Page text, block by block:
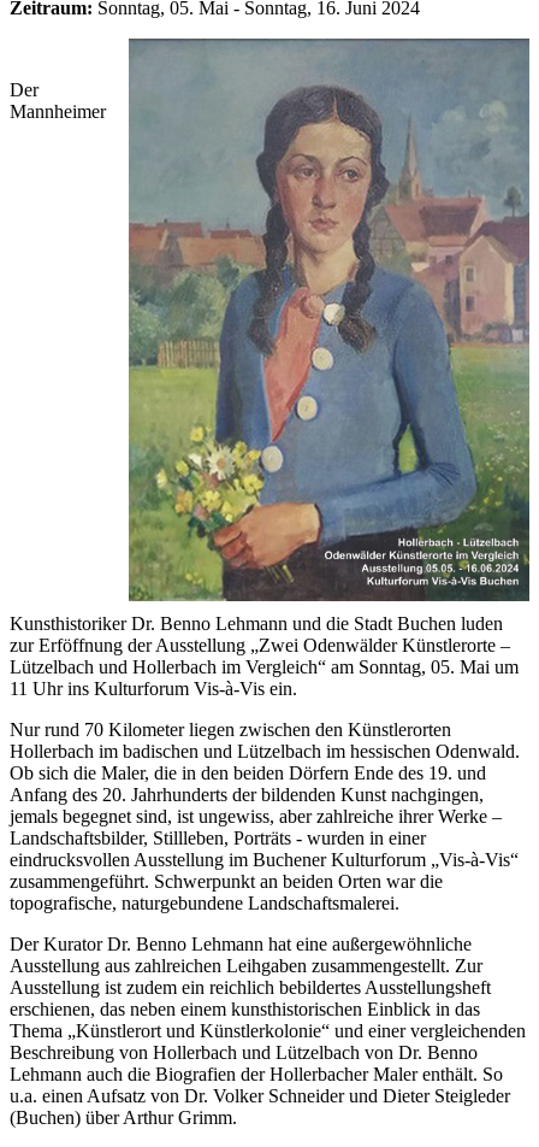
Zeitraum: Sonntag, 05. Mai - Sonntag, 16. Juni 2024
Der
Mannheimer
Kunsthistoriker Dr. Benno Lehmann und die Stadt Buchen luden
zur Erföffnung der Ausstellung „Zwei Odenwälder Künstlerorte –
Lützelbach und Hollerbach im Vergleich“ am Sonntag, 05. Mai um
11 Uhr ins Kulturforum Vis-à-Vis ein.
Nur rund 70 Kilometer liegen zwischen den Künstlerorten
Hollerbach im badischen und Lützelbach im hessischen Odenwald.
Ob sich die Maler, die in den beiden Dörfern Ende des 19. und
Anfang des 20. Jahrhunderts der bildenden Kunst nachgingen,
jemals begegnet sind, ist ungewiss, aber zahlreiche ihrer Werke –
Landschaftsbilder, Stillleben, Porträts - wurden in einer
eindrucksvollen Ausstellung im Buchener Kulturforum „Vis-à-Vis“
zusammengeführt. Schwerpunkt an beiden Orten war die
topografische, naturgebundene Landschaftsmalerei.
Der Kurator Dr. Benno Lehmann hat eine außergewöhnliche
Ausstellung aus zahlreichen Leihgaben zusammengestellt. Zur
Ausstellung ist zudem ein reichlich bebildertes Ausstellungsheft
erschienen, das neben einem kunsthistorischen Einblick in das
Thema „Künstlerort und Künstlerkolonie“ und einer vergleichenden
Beschreibung von Hollerbach und Lützelbach von Dr. Benno
Lehmann auch die Biografien der Hollerbacher Maler enthält. So
u.a. einen Aufsatz von Dr. Volker Schneider und Dieter Steigleder
(Buchen) über Arthur Grimm.